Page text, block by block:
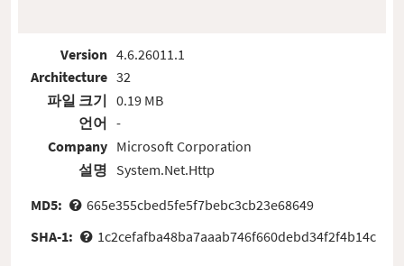
Version
Architecture
파일 크기
언어
Company
설명
4.6.26011.1
32
0.19 MB
-
Microsoft Corporation
System.Net.Http
MD5:
665e355cbed5fe5f7bebc3cb23e68649
SHA-1:
1c2cefafba48ba7aaab746f660debd34f2f4b14c